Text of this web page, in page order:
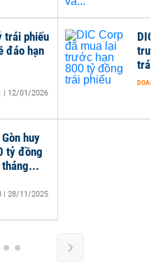
trái phiếu
đáo hạn
| 12/01/2026
trái
huy
tỷ đồng
| 28/11/2025